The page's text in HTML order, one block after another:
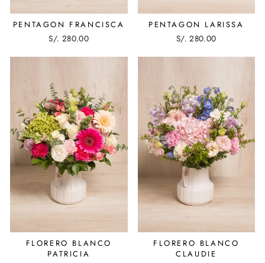
PENTAGON FRANCISCA
S/. 280.00
PENTAGON LARISSA
S/. 280.00
FLORERO BLANCO
PATRICIA
FLORERO BLANCO
CLAUDIE